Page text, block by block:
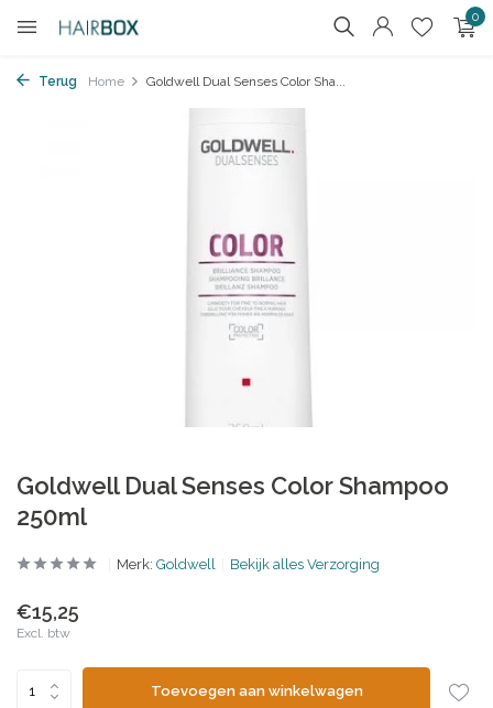
0
Terug Home Goldwell Dual Senses Color Sha...
Goldwell Dual Senses Color Shampoo
250ml
Merk: Goldwell Bekijk alles Verzorging
€15,25
Excl. btw
Toevoegen aan winkelwagen